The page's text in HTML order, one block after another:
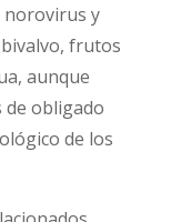
norovirus y
frutos
aunque
de obligado
de los